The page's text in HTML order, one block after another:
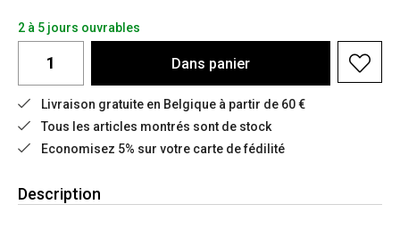
2 à 5 jours ouvrables
Dans panier
Livraison gratuite en Belgique à partir de 60 €
Tous les articles montrés sont de stock
Economisez 5% sur votre carte de fédilité
Description